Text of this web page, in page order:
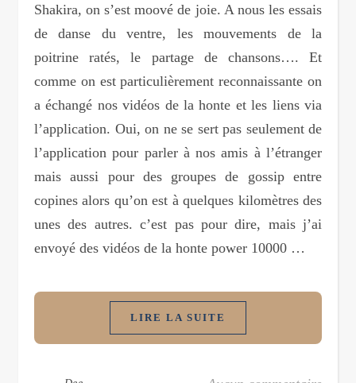
Shakira, on s’est moové de joie. A nous les essais
de danse du ventre, les mouvements de la
poitrine ratés, le partage de chansons…. Et
comme on est particulièrement reconnaissante on
a échangé nos vidéos de la honte et les liens via
l’application. Oui, on ne se sert pas seulement de
l’application pour parler à nos amis à l’étranger
mais aussi pour des groupes de gossip entre
copines alors qu’on est à quelques kilomètres des
unes des autres. c’est pas pour dire, mais j’ai
envoyé des vidéos de la honte power 10000 …
LIRE LA SUITE